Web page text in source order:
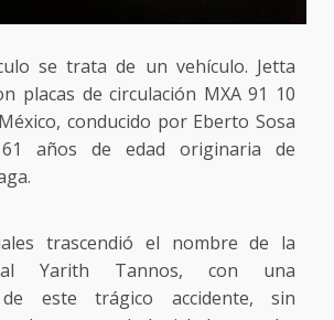
se trata de un vehículo. Jetta
placas de circulación MXA 91 10
conducido por Eberto Sosa
años de edad originaria de
trascendió el nombre de la
Yarith Tannos, con una
de este trágico accidente, sin